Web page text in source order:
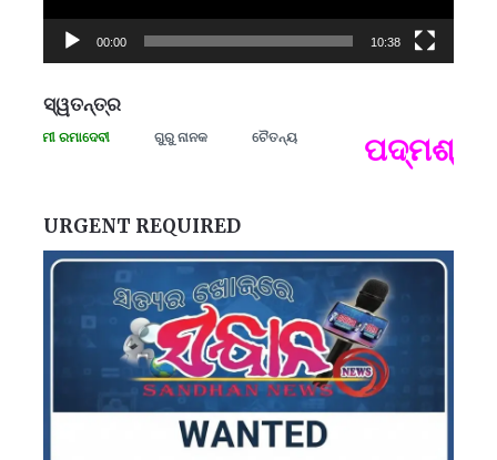
00:00 10:38
ସ୍ୱତନ୍ତ୍ର
ରମାଦେବୀ ଗୁରୁ ନାନକ ଚୈତନ୍ୟ ପଦ୍ମଶ୍ରୀ
URGENT REQUIRED